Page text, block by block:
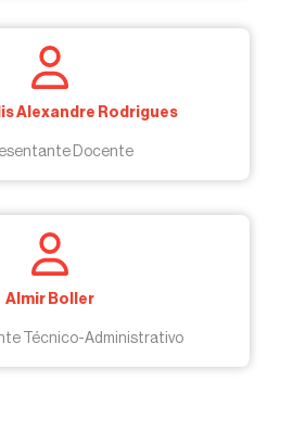
Alexandre Rodrigues
Docente
Almir Boller
Técnico-Administrativo